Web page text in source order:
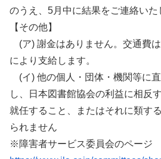
のうえ、5月中に結果をご連絡いた
【その他】
(ア) 謝金はありません。交通費
により支給します。
(イ) 他の個人・団体・機関等に
し、日本図書館協会の利益に相反
就任すること、またはそれに類す
られません
※障害者サービス委員会のページ